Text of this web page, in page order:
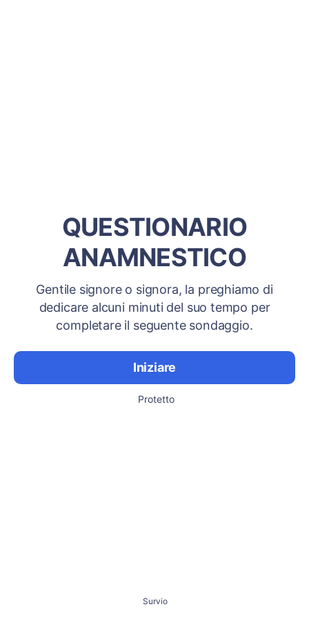
QUESTIONARIO
ANAMNESTICO
Gentile signore o signora, la preghiamo di
dedicare alcuni minuti del suo tempo per
completare il seguente sondaggio.
Iniziare
Protetto
Survio